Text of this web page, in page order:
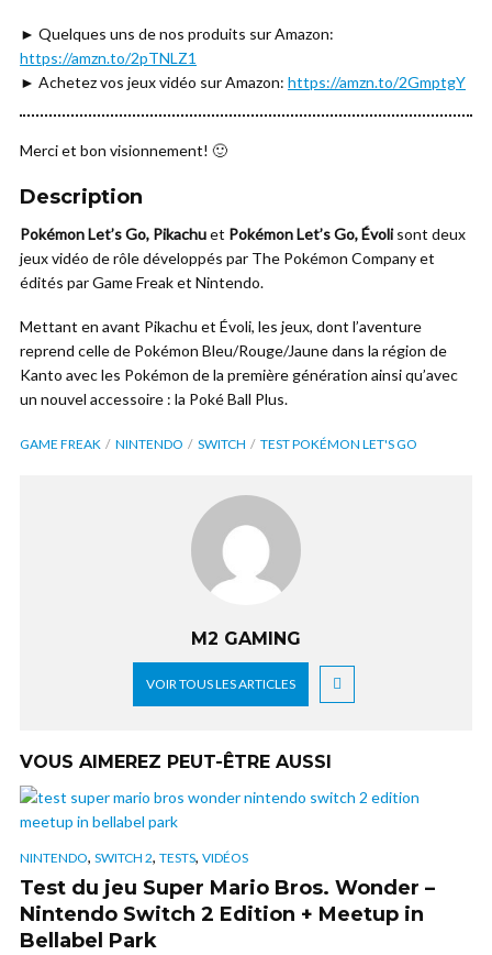
► Quelques uns de nos produits sur Amazon:
https://amzn.to/2pTNLZ1
► Achetez vos jeux vidéo sur Amazon: https://amzn.to/2GmptgY
Merci et bon visionnement! 🙂
Description
Pokémon Let’s Go, Pikachuet Pokémon Let’s Go, Évolisont deux
jeux vidéo de rôle développés par The Pokémon Company et
édités par Game Freak et Nintendo.
Mettant en avant Pikachu et Évoli, les jeux, dont l’aventure
reprend celle de Pokémon Bleu/Rouge/Jaune dans la région de
Kanto avec les Pokémon de la première génération ainsi qu’avec
un nouvel accessoire : la Poké Ball Plus.
GAME FREAK NINTENDO SWITCH TEST POKÉMON LET'S GO
M2 GAMING
VOIR TOUS LES ARTICLES
VOUS AIMEREZ PEUT-ÊTRE AUSSI
NINTENDO, SWITCH 2, TESTS, VIDÉOS
Test du jeu Super Mario Bros. Wonder –
Nintendo Switch 2 Edition + Meetup in
Bellabel Park